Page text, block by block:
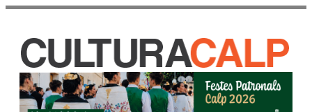
principal
CASA DE CULTURA